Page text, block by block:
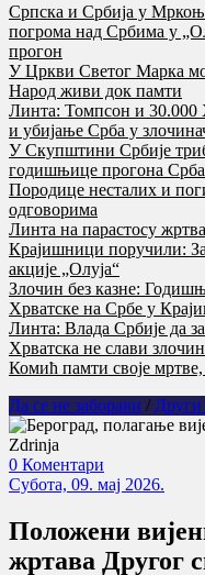
Српска и Србија у
погрома над Србима у
прогон
У Цркви Светог Марка
Народ живи док памти
Линта: Томпсон и 30.000
и убијање Срба у
У Скупштини Србије
годишњице прогона
Породице несталих и
одговорима
Линта на парастосу
Крајишници поручили:
акције „Олуја“
Злочин без казне:
Хрватске на Србе у
Линта: Влада Србије да
Хрватска не слави
Комић памти своје
Да се не заборави / Други
0 Коментари
Субота, 09. мај 2026.
Положени
жртава Другог